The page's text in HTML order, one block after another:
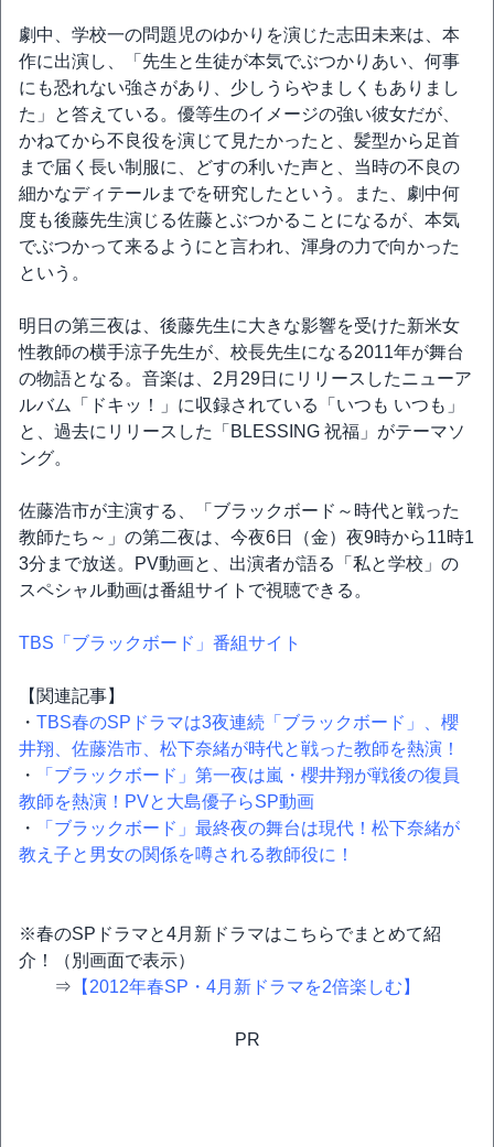
劇中、学校一の問題児のゆかりを演じた志田未来は、本
作に出演し、「先生と生徒が本気でぶつかりあい、何事
にも恐れない強さがあり、少しうらやましくもありまし
た」と答えている。優等生のイメージの強い彼女だが、
かねてから不良役を演じて見たかったと、髪型から足首
まで届く長い制服に、どすの利いた声と、当時の不良の
細かなディテールまでを研究したという。また、劇中何
度も後藤先生演じる佐藤とぶつかることになるが、本気
でぶつかって来るようにと言われ、渾身の力で向かった
という。
明日の第三夜は、後藤先生に大きな影響を受けた新米女
性教師の横手涼子先生が、校長先生になる2011年が舞台
の物語となる。音楽は、2月29日にリリースしたニューア
ルバム「ドキッ！」に収録されている「いつも いつも」
と、過去にリリースした「BLESSING 祝福」がテーマソ
ング。
佐藤浩市が主演する、「ブラックボード～時代と戦った
教師たち～」の第二夜は、今夜6日（金）夜9時から11時1
3分まで放送。PV動画と、出演者が語る「私と学校」の
スペシャル動画は番組サイトで視聴できる。
TBS「ブラックボード」番組サイト
【関連記事】
・ TBS春のSPドラマは3夜連続「ブラックボード」、櫻
井翔、佐藤浩市、松下奈緒が時代と戦った教師を熱演！
・
「ブラックボード」第一夜は嵐・櫻井翔が戦後の復員
教師を熱演！PVと大島優子らSP動画
・
「ブラックボード」最終夜の舞台は現代！松下奈緒が
教え子と男女の関係を噂される教師役に！
※春のSPドラマと4月新ドラマはこちらでまとめて紹
介！（別画面で表示）
⇒ 【2012年春SP・4月新ドラマを2倍楽しむ】
PR